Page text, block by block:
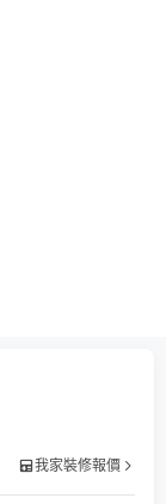
我家裝修報價